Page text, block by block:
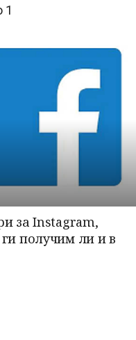
1
за Instagram,
получим ли и в